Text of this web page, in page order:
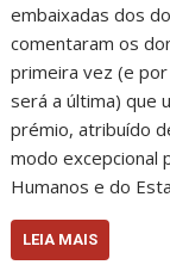
embaixadas dos
comentaram os
primeira vez (e
será a última) que
prémio, atribuído
modo excepcional
Humanos e do
LEIA MAIS